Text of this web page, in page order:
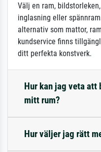
Välj en ram,
inglasning eller
alternativ som mattor,
kundservice finns
ditt perfekta konstverk.
Hur kan jag veta att
mitt rum?
Hur väljer jag rätt